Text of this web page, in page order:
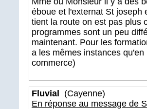
éboue et l'externat St joseph
tient la route on est pas plus
programmes sont un peu
maintenant. Pour les
a les mêmes instances
commerce)
Fluvial
(Cayenne)
En réponse au message de